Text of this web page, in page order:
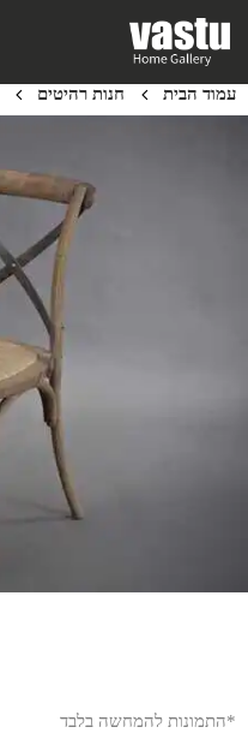
content
עמוד הבית חנות רהיטים
*התמונות להמחשה בלבד